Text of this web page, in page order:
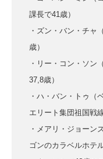
課長で41歳）
・ズン・バン・チャ
歳）
・リー・コン・ソン
37,8歳）
・ハ・バン・トゥ（
エリート集団祖国戦
・メアリ・ジョーン
ゴンのカラベルホテ